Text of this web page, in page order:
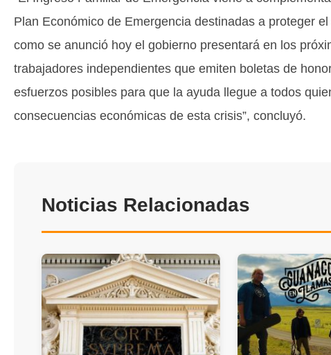
Plan Económico de Emergencia destinadas a proteger
como se anunció hoy el gobierno presentará en los
trabajadores independientes que emiten boletas de
esfuerzos posibles para que la ayuda llegue a todos
consecuencias económicas de esta crisis”, concluyó.
Noticias Relacionadas